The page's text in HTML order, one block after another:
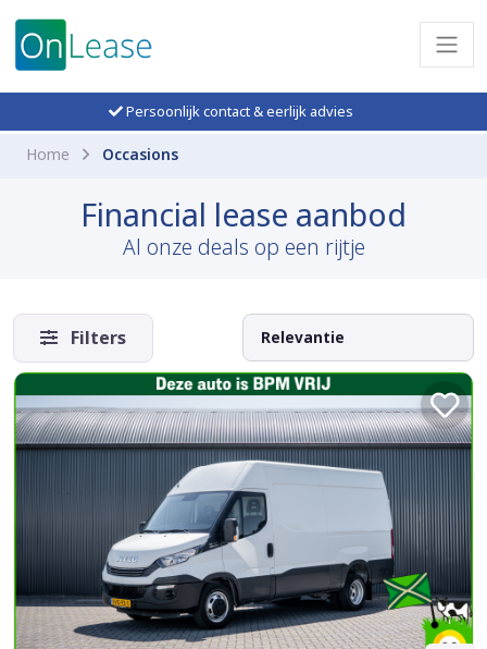
Persoonlijk contact & eerlijk advies
Home Occasions
Financial lease aanbod
Al onze deals op een rijtje
Filters